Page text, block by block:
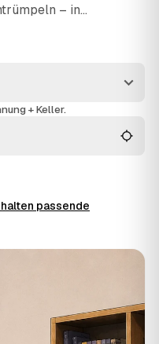
– in
nicht selbst auf die
aus der Umgebung.
+ Keller.
passende